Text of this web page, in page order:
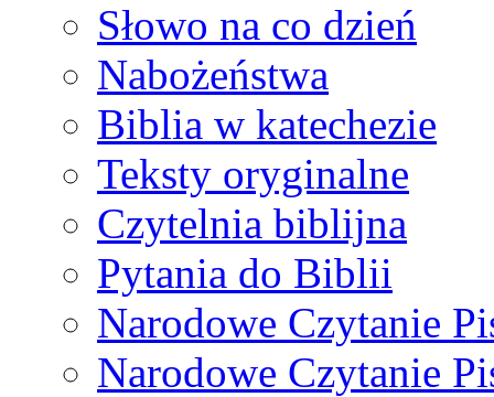
Słowo na co dzień
Nabożeństwa
Biblia w katechezie
Teksty oryginalne
Czytelnia biblijna
Pytania do Biblii
Narodowe Czytanie
Narodowe Czytanie